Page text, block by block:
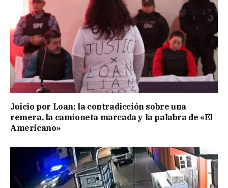
Juicio por Loan: la contradicción sobre una
remera, la camioneta marcada y la palabra de «El
Americano»